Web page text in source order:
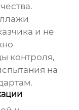
и не
контроля,
на